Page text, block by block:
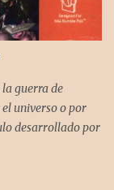
guerra de
universo o por
desarrollado por